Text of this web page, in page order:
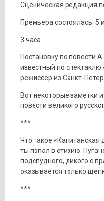
Сценическая редакция
Премьера состоялась: 5
3 часа
Постановку по повести
известный по
режиссер из Санкт-
Вот некоторые заметки
повести великого
***
Что такое «Капитанская
ты попал в стихию.
подспудного, дикого с
оказывается только
***